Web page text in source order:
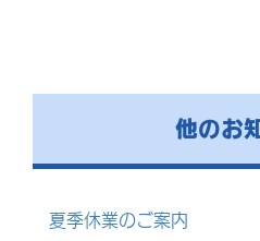
他のお
夏季休業のご案内